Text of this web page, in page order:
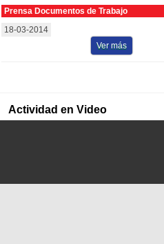
Prensa Documentos de Trabajo
18-03-2014
Ver más
Actividad en Video